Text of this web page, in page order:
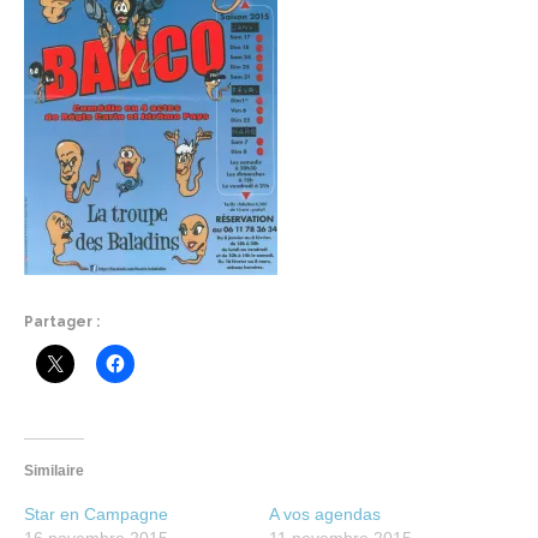
Partager :
Similaire
Star en Campagne
A vos agendas